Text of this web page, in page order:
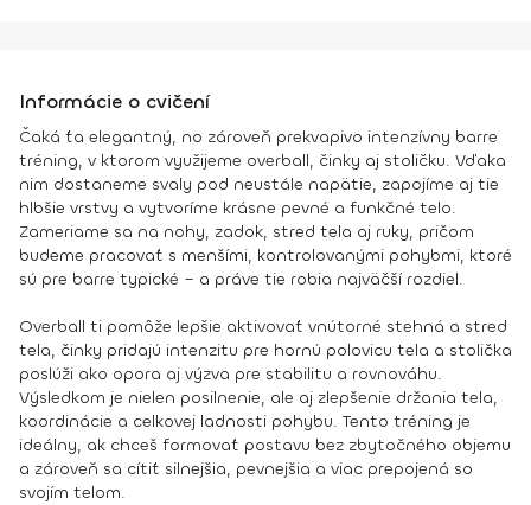
Informácie o cvičení
Čaká ťa elegantný, no zároveň prekvapivo intenzívny barre
tréning, v ktorom využijeme overball, činky aj stoličku. Vďaka
nim dostaneme svaly pod neustále napätie, zapojíme aj tie
hlbšie vrstvy a vytvoríme krásne pevné a funkčné telo.
Zameriame sa na nohy, zadok, stred tela aj ruky, pričom
budeme pracovať s menšími, kontrolovanými pohybmi, ktoré
sú pre barre typické – a práve tie robia najväčší rozdiel.
Overball ti pomôže lepšie aktivovať vnútorné stehná a stred
tela, činky pridajú intenzitu pre hornú polovicu tela a stolička
poslúži ako opora aj výzva pre stabilitu a rovnováhu.
Výsledkom je nielen posilnenie, ale aj zlepšenie držania tela,
koordinácie a celkovej ladnosti pohybu. Tento tréning je
ideálny, ak chceš formovať postavu bez zbytočného objemu
a zároveň sa cítiť silnejšia, pevnejšia a viac prepojená so
svojím telom.